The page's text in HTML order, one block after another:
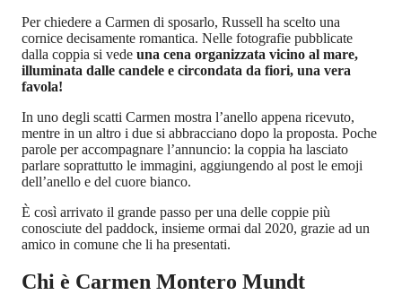
Per chiedere a Carmen di sposarlo, Russell ha scelto una
cornice decisamente romantica. Nelle fotografie pubblicate
dalla coppia si vede una cena organizzata vicino al mare,
illuminata dalle candele e circondata da fiori, una vera
favola!
In uno degli scatti Carmen mostra l’anello appena ricevuto,
mentre in un altro i due si abbracciano dopo la proposta. Poche
parole per accompagnare l’annuncio: la coppia ha lasciato
parlare soprattutto le immagini, aggiungendo al post le emoji
dell’anello e del cuore bianco.
È così arrivato il grande passo per una delle coppie più
conosciute del paddock, insieme ormai dal 2020, grazie ad un
amico in comune che li ha presentati.
Chi è Carmen Montero Mundt